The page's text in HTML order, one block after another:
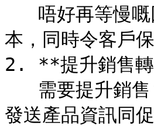
本，同時令客戶保
2. **提升銷售
發送產品資訊同